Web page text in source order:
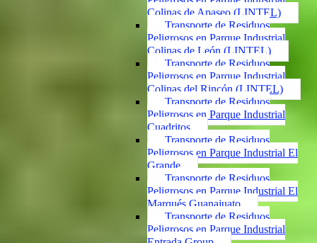
Colinas de Apaseo (LINTEL)
Transporte de Residuos
Peligrosos en Parque Industrial
Colinas de León (LINTEL)
Transporte de Residuos
Peligrosos en Parque Industrial
Colinas del Rincón (LINTEL)
Transporte de Residuos
Peligrosos en Parque Industrial
Cuadritos
Transporte de Residuos
Peligrosos en Parque Industrial El
Grande
Transporte de Residuos
Peligrosos en Parque Industrial El
Marqués Guanajuato
Transporte de Residuos
Peligrosos en Parque Industrial